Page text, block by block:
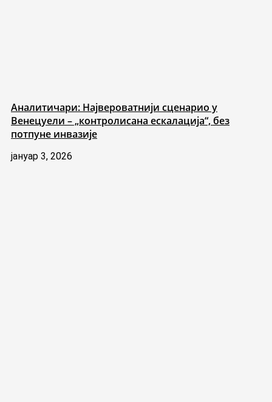
Аналитичари: Највероватнији сценарио у
Венецуели – „контролисана ескалација“, без
потпуне инвазије
јануар 3, 2026